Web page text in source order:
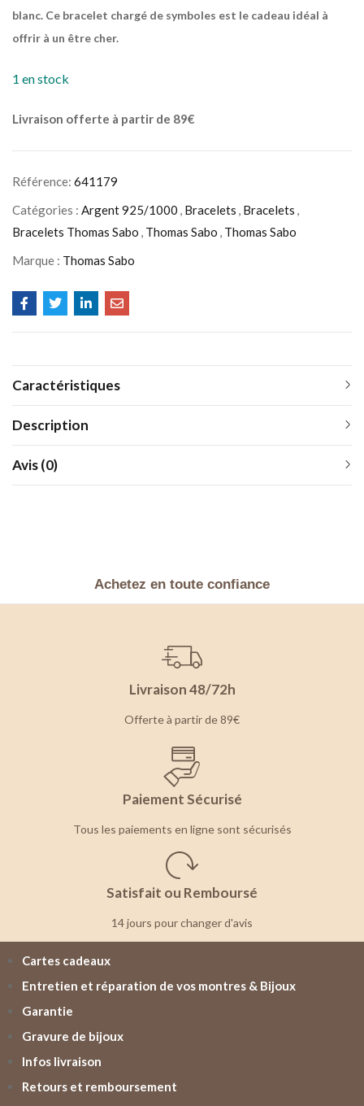
blanc. Ce bracelet chargé de symboles est le cadeau idéal à
offrir à un être cher.
1 en stock
Livraison offerte à partir de 89€
Référence: 641179
Catégories : Argent 925/1000 , Bracelets , Bracelets ,
Bracelets Thomas Sabo , Thomas Sabo , Thomas Sabo
Marque : Thomas Sabo
Caractéristiques
Description
Avis (0)
Achetez en toute confiance
Livraison 48/72h
Offerte à partir de 89€
Paiement Sécurisé
Tous les paiements en ligne sont sécurisés
Satisfait ou Remboursé
14 jours pour changer d'avis
Cartes cadeaux
Entretien et réparation de vos montres & Bijoux
Garantie
Gravure de bijoux
Infos livraison
Retours et remboursement